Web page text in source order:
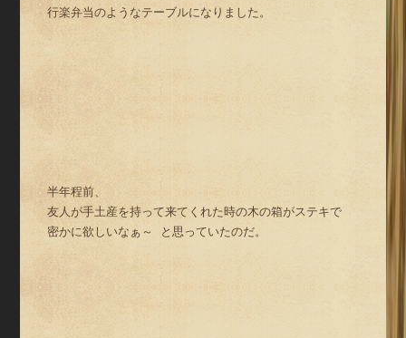
行楽弁当のようなテーブルになりました。
半年程前、
友人が手土産を持って来てくれた時の木の箱がステキで
密かに欲しいなぁ～ と思っていたのだ。